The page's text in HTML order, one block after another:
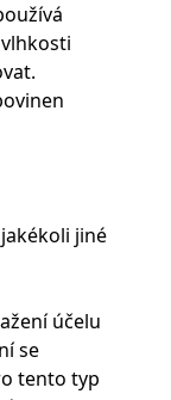
jiné
účelu
se
tento typ